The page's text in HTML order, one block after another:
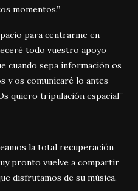
momentos.”
para centrarme en
todo vuestro apoyo
cuando sepa información os
y os comunicaré lo antes
quiero tripulación espacial”
la total recuperación
pronto vuelve a compartir
disfrutamos de su música.